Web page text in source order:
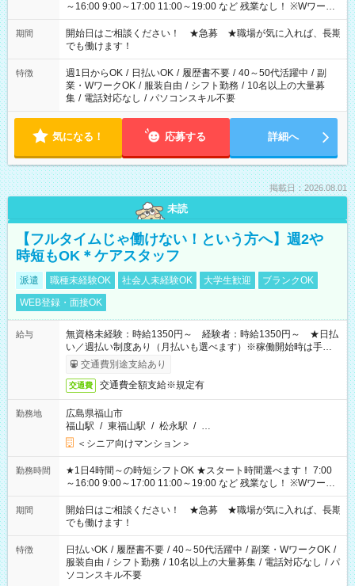
～16:00 9:00～17:00 11:00～19:00 など 残業なし！ ※Wワーク
の場合、他のお仕事と合わせ週40時間超の就業はご案内できま
せん ※法令に基づき、週20時間以上勤務は社会保険への加入対
象となります ※労働者派遣法（日雇い派遣の原則禁止）によ
り、短時間・短期間の就業はご案内が難しい場合があります
期間
開始日はご相談ください！ ★急募 ★職場が気に入れば、長期
でも働けます！
特徴 週1日からOK / 日払いOK / 履歴書不要 / 40～50代活躍中 / 副
業・WワークOK / 服装自由 / シフト勤務 / 10名以上の大量募
集 / 電話対応なし / パソコンスキル不要
気になる！ 応募する 詳細へ
掲載日：2026.08.01
未読
【フルタイムじゃ働けない！という方へ】週2や
時短もOK＊ケアスタッフ
派遣 職種未経験OK 社会人未経験OK 大学生歓迎
ブランクOK
WEB登録・面接OK
給与
無資格未経験：時給1350円～ 経験者：時給1350円～ ★日払
い／週払い制度あり（月払いも選べます）※稼働開始時は手続き
完了次第のお支払いとなります。
交通費別途支給あり
交通費 交通費全額支給※規定有
勤務地
広島県福山市
福山駅 / 東福山駅 / 松永駅 / …
＜シニア向けマンション＞
勤務時間
★1日4時間～の時短シフトOK ★スタート時間選べます！ 7:00
～16:00 9:00～17:00 11:00～19:00 など 残業なし！ ※Wワーク
の場合、他のお仕事と合わせ週40時間超の就業はご案内できま
せん ※法令に基づき、週20時間以上勤務は社会保険への加入対
象となります ※労働者派遣法（日雇い派遣の原則禁止）によ
り、短時間・短期間の就業はご案内が難しい場合があります
期間
開始日はご相談ください！ ★急募 ★職場が気に入れば、長期
でも働けます！
特徴 日払いOK / 履歴書不要 / 40～50代活躍中 / 副業・WワークOK /
服装自由 / シフト勤務 / 10名以上の大量募集 / 電話対応なし / パ
ソコンスキル不要